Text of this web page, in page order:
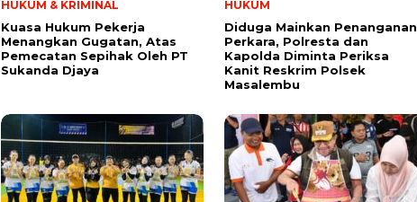
HUKUM & KRIMINAL
Kuasa Hukum Pekerja
Menangkan Gugatan, Atas
Pemecatan Sepihak Oleh PT
Sukanda Djaya
HUKUM
Diduga Mainkan Penanganan
Perkara, Polresta dan
Kapolda Diminta Periksa
Kanit Reskrim Polsek
Masalembu